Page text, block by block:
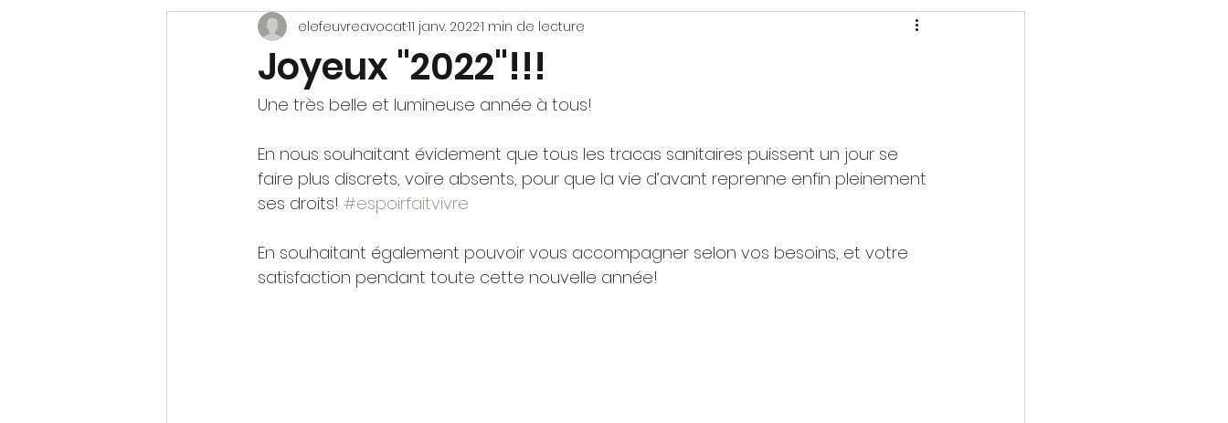
NUMERIQUE / IA
Joyeux "2022"!!!
elefeuvreavocat11 janv. 20221 min de lecture
Une très belle et lumineuse année à tous!
En nous souhaitant évidement que tous les tracas sanitaires puissent un jour se
faire plus discrets, voire absents, pour que la vie d’avant reprenne enfin pleinement
ses droits! #espoirfaitvivre
En souhaitant également pouvoir vous accompagner selon vos besoins, et votre
satisfaction pendant toute cette nouvelle année!